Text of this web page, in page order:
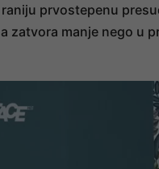
prvostepenu
zatvora manje nego u